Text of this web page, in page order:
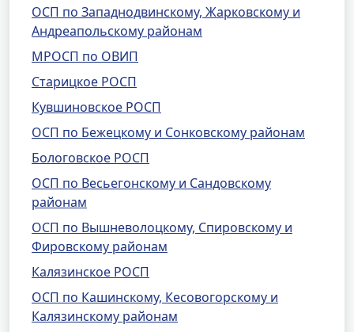
ОСП по Западнодвинскому, Жарковскому и
Андреапольскому районам
МРОСП по ОВИП
Старицкое РОСП
Кувшиновское РОСП
ОСП по Бежецкому и Сонковскому районам
Бологовское РОСП
ОСП по Весьегонскому и Сандовскому
районам
ОСП по Вышневолоцкому, Спировскому и
Фировскому районам
Калязинское РОСП
ОСП по Кашинскому, Кесовогорскому и
Калязинскому районам